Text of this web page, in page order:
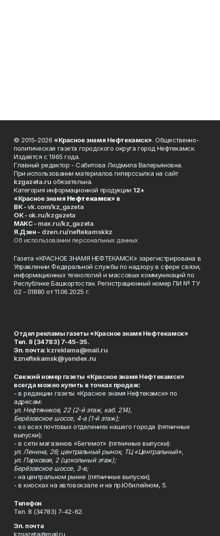
© 2015-2026 «Красное знамя Нефтекамск». Общественно-
политическая газета городского округа город Нефтекамск.
Издаётся с 1965 года.
Главный редактор - Сабитова Людмила Валерьяновна.
При использовании материалов гиперссылка на сайт
kzgazeta.ru обязательна.
Категория информационной продукции 12+
«Красное знамя Нефтекамск» в
ВК -vk.com/kz_gazeta
ОК - ok.ru/kzgazeta
MAKC - max.ru/kz_gazeta
Я.Дзен - dzen.ru/neftekamskkz
Об использовании персональных данных
Газета «КРАСНОЕ ЗНАМЯ НЕФТЕКАМСК» зарегистрирована в
Управлении Федеральной службы по надзору в сфере связи,
информационных технологий и массовых коммуникаций по
Республике Башкортостан. Регистрационный номер ПИ № ТУ
02 - 01880 от 11.06.2025 г.
Отдел рекламы газеты «Красное знамя Нефтекамск»
Тел. 8 (34783) 7-45-35.
Эл. почта: kzreklama@mail.ru
kzneftekamsk@yandex.ru
Свежий номер газеты «Красное знамя Нефтекамск»
всегда можно купить в точках продаж:
- в редакции газеты «Красное знамя Нефтекамск» по
адресам:
ул. Нефтяников, 22 (2-й этаж, каб. 214),
Берёзовское шоссе, 4-а (1-й этаж);
- во всех почтовых отделениях нашего города (пятничные
выпуски);
- в сети магазинов «Бегемот» (пятничные выпуски):
ул. Ленина, 26; центральный рынок, ТЦ «Центральный»,
ул. Парковая, 2 (цокольный этаж);
Берёзовское шоссе, 3-в;
- на центральном рынке (пятничные выпуски);
- в киосках на автовокзале и на пр.Юбилейном, 5.
Телефон
Тел. 8 (34783) 7-42-62.
Эл. почта
kzgazeta@mail.ru